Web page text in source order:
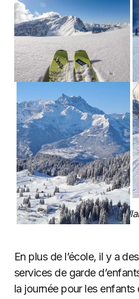
En plus de l’école, il y a
services de garde
la journée pour les enfants